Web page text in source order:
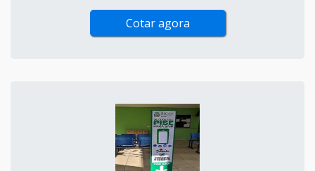
Cotar agora